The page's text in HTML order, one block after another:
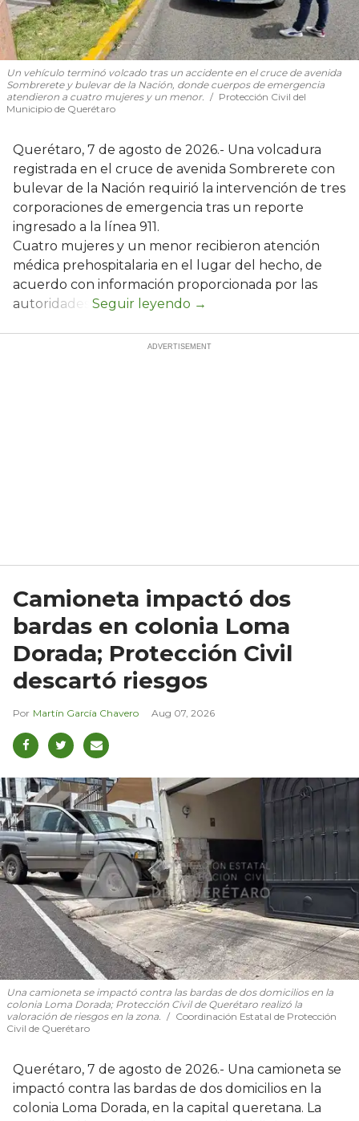
Un vehículo terminó volcado tras un accidente en el cruce de avenida
Sombrerete y bulevar de la Nación, donde cuerpos de emergencia
atendieron a cuatro mujeres y un menor.
Protección Civil del
Municipio de Querétaro
Querétaro, 7 de agosto de 2026.- Una volcadura
registrada en el cruce de avenida Sombrerete con
bulevar de la Nación requirió la intervención de tres
corporaciones de emergencia tras un reporte
ingresado a la línea 911.
Cuatro mujeres y un menor recibieron atención
médica prehospitalaria en el lugar del hecho, de
acuerdo con información proporcionada por las
autoridades.
Camioneta impactó dos
bardas en colonia Loma
Dorada; Protección Civil
descartó riesgos
Martín García Chavero Aug 07, 2026
Una camioneta se impactó contra las bardas de dos domicilios en la
colonia Loma Dorada; Protección Civil de Querétaro realizó la
valoración de riesgos en la zona.
Coordinación Estatal de Protección
Civil de Querétaro
Querétaro, 7 de agosto de 2026.- Una camioneta se
impactó contra las bardas de dos domicilios en la
colonia Loma Dorada, en la capital queretana. La